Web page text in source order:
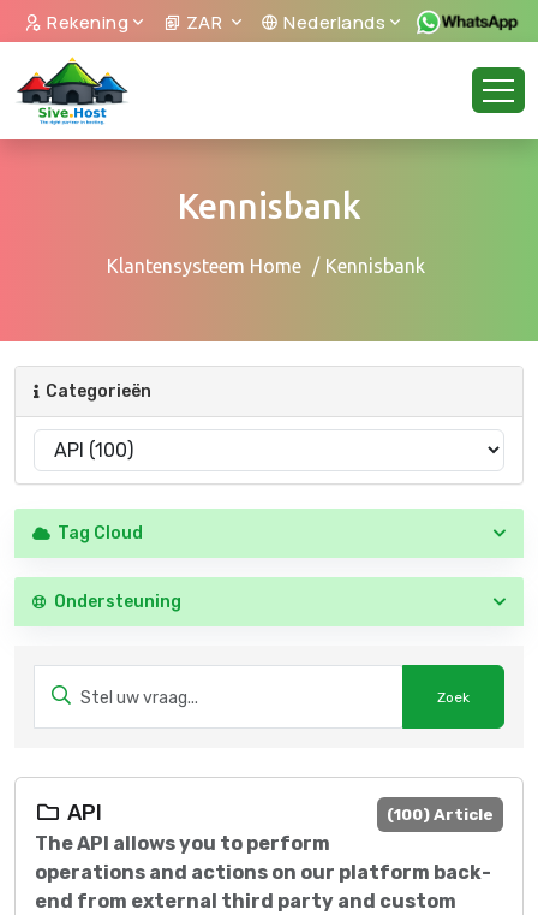
Rekening ZAR Nederlands
Kennisbank
Klantensysteem Home Kennisbank
Categorieën
Tag Cloud
Ondersteuning
(100) Article
API
The API allows you to perform
operations and actions on our platform back-
end from external third party and custom